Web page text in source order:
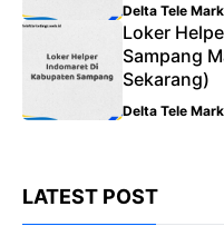
Delta Tele
Loker
Sampang
Sekarang)
Delta Tele
LATEST POST